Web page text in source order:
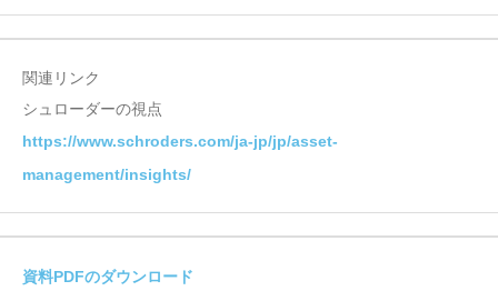
関連リンク
シュローダーの視点
https://www.schroders.com/ja-jp/jp/asset-
management/insights/
資料PDFのダウンロード